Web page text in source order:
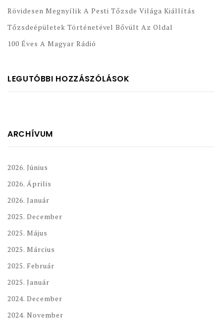
Rövidesen Megnyílik A Pesti Tőzsde Világa Kiállítás
Tőzsdeépületek Történetével Bővült Az Oldal
100 Éves A Magyar Rádió
LEGUTÓBBI HOZZÁSZÓLÁSOK
ARCHÍVUM
2026. Június
2026. Április
2026. Január
2025. December
2025. Május
2025. Március
2025. Február
2025. Január
2024. December
2024. November